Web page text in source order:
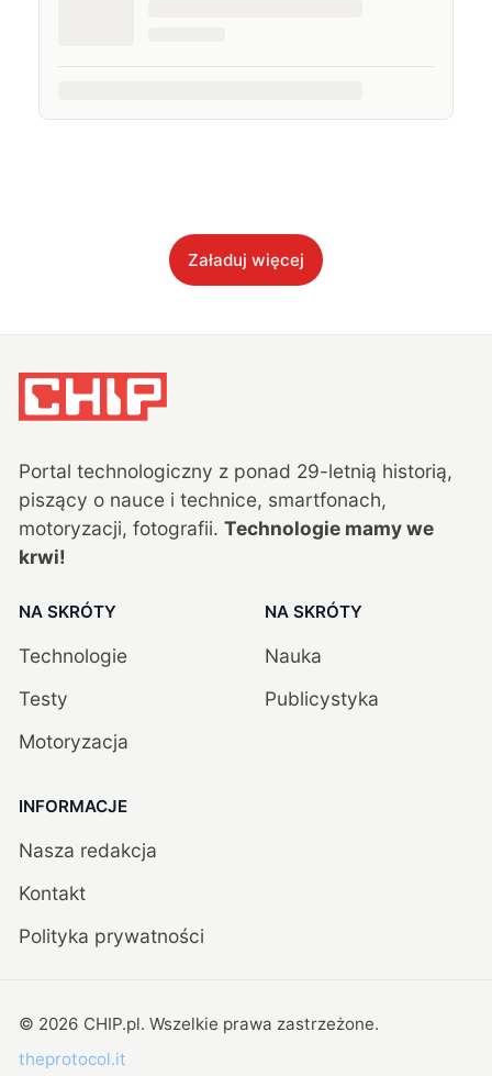
Załaduj więcej
Portal technologiczny z ponad 29-letnią historią,
piszący o nauce i technice, smartfonach,
motoryzacji, fotografii. Technologie mamy we
krwi!
NA SKRÓTY
Technologie
Testy
Motoryzacja
NA SKRÓTY
Nauka
Publicystyka
INFORMACJE
Nasza redakcja
Kontakt
Polityka prywatności
© 2026 CHIP.pl. Wszelkie prawa zastrzeżone.
theprotocol.it